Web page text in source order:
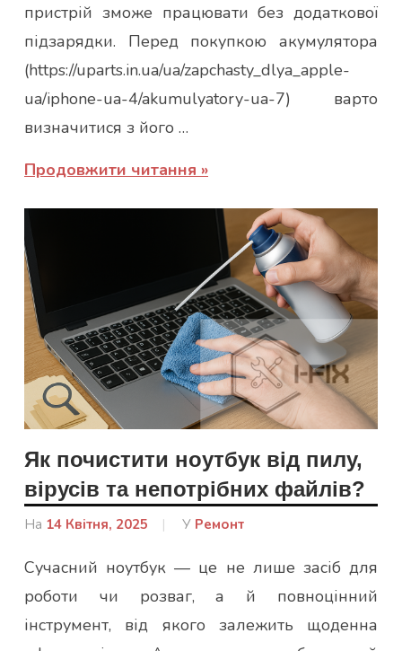
пристрій зможе працювати без додаткової
підзарядки. Перед покупкою акумулятора
(https://uparts.in.ua/ua/zapchasty_dlya_apple-
ua/iphone-ua-4/akumulyatory-ua-7) варто
визначитися з його …
Продовжити читання
Як почистити ноутбук від пилу,
вірусів та непотрібних файлів?
На 14 Квітня, 2025
Від
Юлія
У Ремонт
Сучасний ноутбук — це не лише засіб для
роботи чи розваг, а й повноцінний
інструмент, від якого залежить щоденна